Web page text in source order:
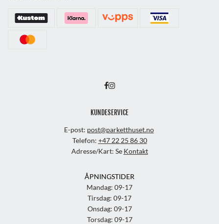
KUNDESERVICE
E-post: post@parketthuset.no
Telefon: +47 22 25 86 30
Adresse/Kart: Se Kontakt
ÅPNINGSTIDER
Mandag: 09-17
Tirsdag: 09-17
Onsdag: 09-17
Torsdag: 09-17